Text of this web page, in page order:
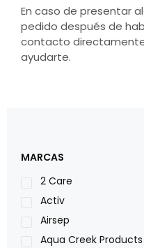
En caso de presentar
pedido después de
contacto
ayudarte.
MARCAS
2 Care
Activ
Airsep
Aqua Creek Products